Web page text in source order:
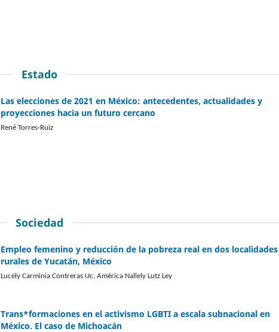
Estado
Las elecciones de 2021 en México: antecedentes, actualidades y
proyecciones hacia un futuro cercano
René Torres-Ruiz
Sociedad
Empleo femenino y reducción de la pobreza real en dos localidades
rurales de Yucatán, México
Lucely Carminia Contreras Uc, América Nallely Lutz Ley
Trans*formaciones en el activismo LGBTI a escala subnacional en
México. El caso de Michoacán